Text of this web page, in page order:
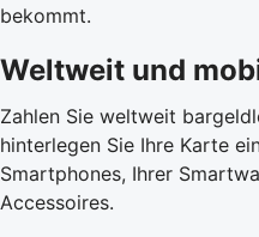
bekommt.
Weltweit und
Zahlen Sie weltweit
hinterlegen Sie Ihre Karte
Smartphones, Ihrer
Accessoires.